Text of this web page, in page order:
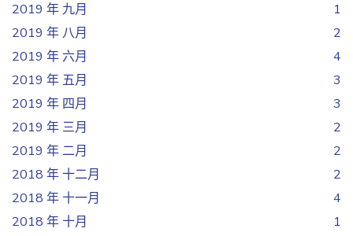
2019 年 九月
1
2019 年 八月
2
2019 年 六月
4
2019 年 五月
3
2019 年 四月
3
2019 年 三月
2
2019 年 二月
2
2018 年 十二月
2
2018 年 十一月
4
2018 年 十月
1